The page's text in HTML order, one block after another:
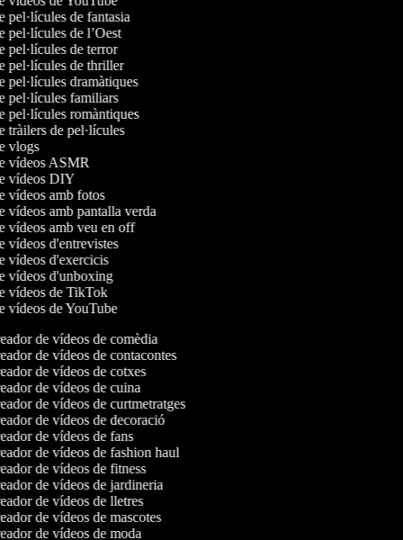
pel·lícules de fantasia
pel·lícules de l’Oest
pel·lícules de terror
pel·lícules de thriller
pel·lícules dramàtiques
pel·lícules familiars
pel·lícules romàntiques
tràilers de pel·lícules
vlogs
vídeos ASMR
vídeos DIY
vídeos amb fotos
vídeos amb pantalla verda
vídeos amb veu en off
vídeos d'entrevistes
vídeos d'exercicis
vídeos d'unboxing
vídeos de TikTok
vídeos de YouTube
de vídeos de comèdia
de vídeos de contacontes
de vídeos de cotxes
de vídeos de cuina
de vídeos de curtmetratges
de vídeos de decoració
de vídeos de fans
de vídeos de fashion haul
de vídeos de fitness
de vídeos de jardineria
de vídeos de lletres
de vídeos de mascotes
de vídeos de moda